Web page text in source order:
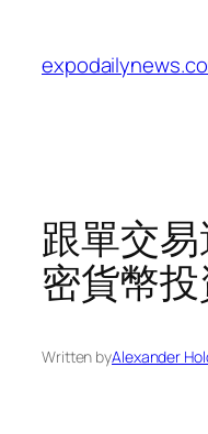
content
跟單交
密貨幣
Written byAlexander